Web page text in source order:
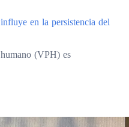
en la persistencia del
(VPH) es